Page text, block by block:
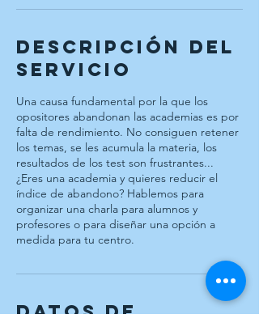
Descripción del
servicio
Una causa fundamental por la que los
opositores abandonan las academias es por
falta de rendimiento. No consiguen retener
los temas, se les acumula la materia, los
resultados de los test son frustrantes...
¿Eres una academia y quieres reducir el
índice de abandono? Hablemos para
organizar una charla para alumnos y
profesores o para diseñar una opción a
medida para tu centro.
Datos de